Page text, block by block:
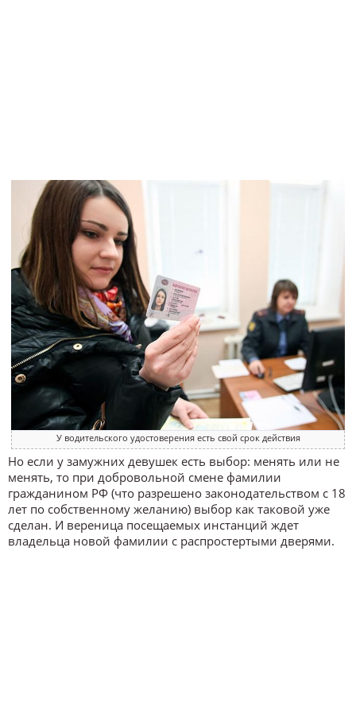
У водительского удостоверения есть свой срок действия
Но если у замужних девушек есть выбор: менять или не
менять, то при добровольной смене фамилии
гражданином РФ (что разрешено законодательством с 18
лет по собственному желанию) выбор как таковой уже
сделан. И вереница посещаемых инстанций ждет
владельца новой фамилии с распростертыми дверями.